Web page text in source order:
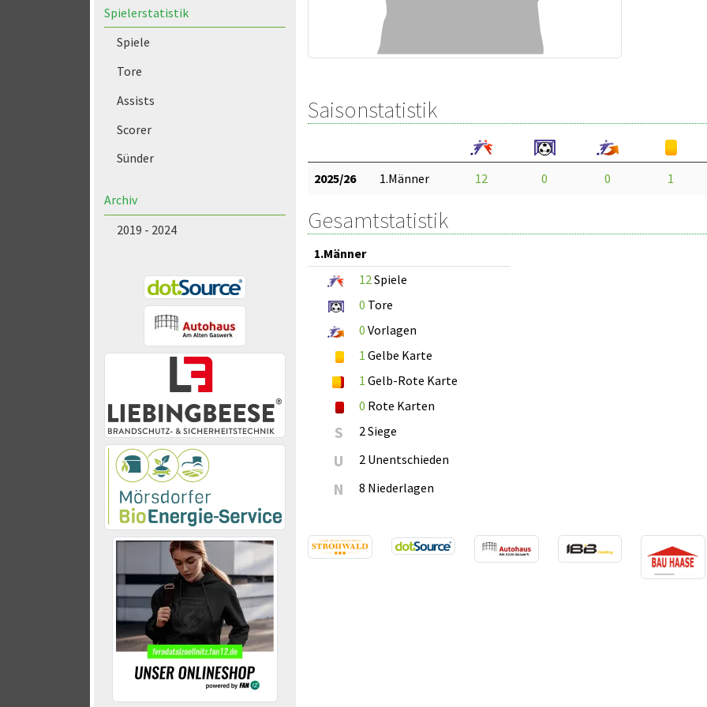
Spielerstatistik
Spiele
Tore
Assists
Scorer
Sünder
Archiv
2019 - 2024
Saisonstatistik
2025/26 1.Männer 12 0 0 1
Gesamtstatistik
1.Männer
12Spiele
0 Tore
0 Vorlagen
1 Gelbe Karte
1 Gelb-Rote Karte
0 Rote Karten
S 2 Siege
U 2 Unentschieden
N 8 Niederlagen